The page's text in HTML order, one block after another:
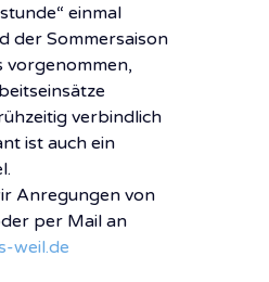
einmal
der Sommersaison
vorgenommen,
verbindlich
ist auch ein
Anregungen von
per Mail an
weil.de